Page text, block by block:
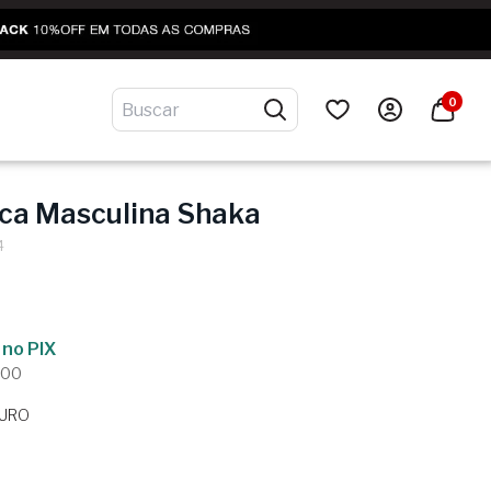
0
Masculina Shaka
no PIX